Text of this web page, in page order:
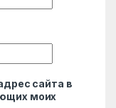
сайта в
моих